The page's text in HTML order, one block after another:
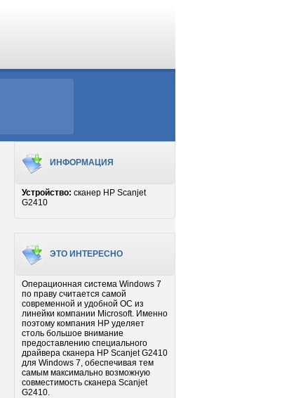
ИНФОРМАЦИЯ
Устройство: сканер HP Scanjet
G2410
ЭТО ИНТЕРЕСНО
Операционная система Windows 7
по праву считается самой
современной и удобной ОС из
линейки компании Microsoft. Именно
поэтому компания HP уделяет
столь большое внимание
предоставлению специального
драйвера сканера HP Scanjet G2410
для Windows 7, обеспечивая тем
самым максимально возможную
совместимость сканера Scanjet
G2410.